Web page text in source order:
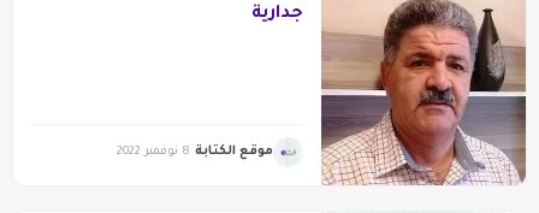
جدارية
موقع الكتابة 8 نوفمبر 2022